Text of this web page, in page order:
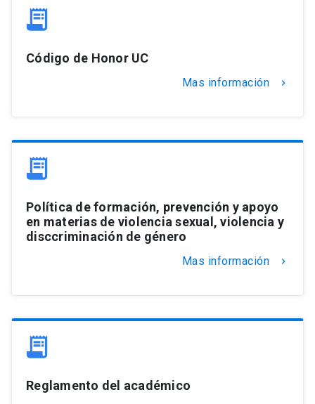
Código de Honor UC
Mas información keyboard_arrow_right
Política de formación, prevención y apoyo
en materias de violencia sexual, violencia y
disccriminación de género
Mas información keyboard_arrow_right
Reglamento del académico